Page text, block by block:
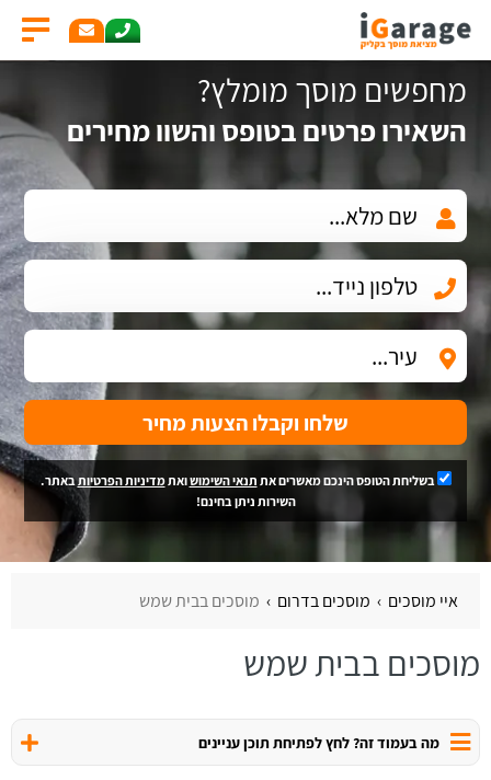
מחפשים מוסך מומלץ?
השאירו פרטים בטופס והשוו מחירים
שלחו וקבלו הצעות מחיר
בשליחת הטופס הינכם מאשרים את תנאי השימושואתמדיניות הפרטיותבאתר.
השירות ניתן בחינם!
איי מוסכים מוסכים בדרום מוסכים בבית שמש
מוסכים בבית שמש
מה בעמוד זה? לחץ לפתיחת תוכן עניינים